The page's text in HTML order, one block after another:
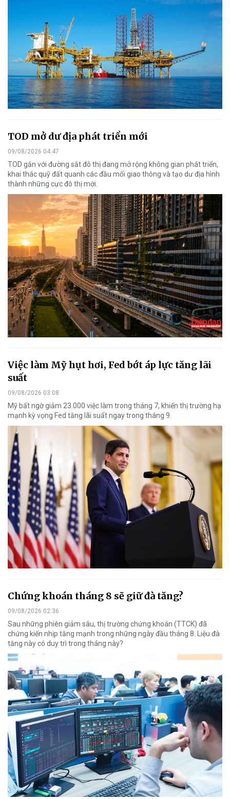
TOD mở dư địa phát triển mới
09/08/2026 04:47
TOD gắn với đường sắt đô thị đang mở rộng không gian phát triển,
khai thác quỹ đất quanh các đầu mối giao thông và tạo dư địa hình
thành những cực đô thị mới.
Việc làm Mỹ hụt hơi, Fed bớt áp lực tăng lãi
suất
09/08/2026 03:08
Mỹ bất ngờ giảm 23.000 việc làm trong tháng 7, khiến thị trường hạ
mạnh kỳ vọng Fed tăng lãi suất ngay trong tháng 9.
Chứng khoán tháng 8 sẽ giữ đà tăng?
09/08/2026 02:36
Sau những phiên giảm sâu, thị trường chứng khoán (TTCK) đã
chứng kiến nhịp tăng mạnh trong những ngày đầu tháng 8. Liệu đà
tăng này có duy trì trong tháng này?